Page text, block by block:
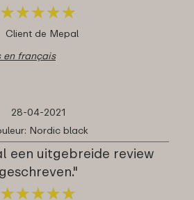
★★★★★
★★★★★
Client de Mepal
en français
28-04-2021
Nordic black
een uitgebreide review
geschreven."
★★★★★
★★★★★